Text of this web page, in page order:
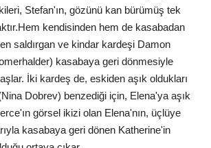
Stefan'ın, gözünü kan bürümüş tek
kendisinden hem de kasabadan
saldırgan ve kindar kardeşi Damon
kasabaya geri dönmesiyle
İki kardeş de, eskiden aşık oldukları
Dobrev) benzediği için, Elena'ya aşık
görsel ikizi olan Elena'nın, üçlüye
kasabaya geri dönen Katherine'in